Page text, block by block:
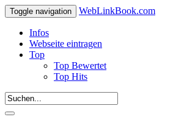
Toggle navigation WebLinkBook.com
Infos
Webseite eintragen
Top
Top Bewertet
Top Hits